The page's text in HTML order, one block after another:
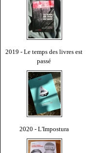
2019 - Le temps des livres est
passé
2020 - L'Impostura